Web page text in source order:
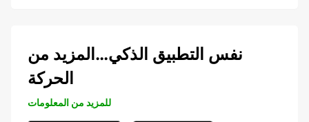
نفس التطبيق الذكي…المزيد من
الحركة
للمزيد من المعلومات